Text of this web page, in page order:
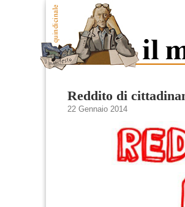
Reddito di
22 Gennaio 2014